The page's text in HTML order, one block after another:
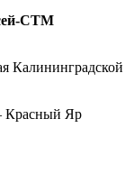
СТМ
Калининградской
Красный Яр